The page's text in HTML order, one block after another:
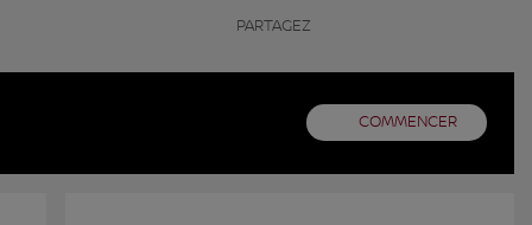
PARTAGEZ
COMMENCER